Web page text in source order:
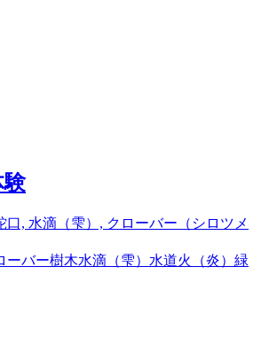
ーバー樹木水滴（雫） 水道火（炎） 緑